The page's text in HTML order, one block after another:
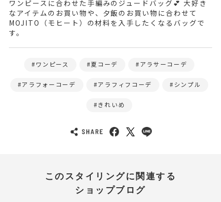
ワンピースに合わせた手編みのジュードバッグ💕 大好き
なアイテムのお買い物や、夕飯のお買い物に合わせて
MOJITO（モヒート）の材料を入手したくなるバッグで
す。
ワンピース 夏コーデ アラサーコーデ
アラフォーコーデ アラフィフコーデ シンプル
きれいめ
このスタイリングに関連する
ショップブログ